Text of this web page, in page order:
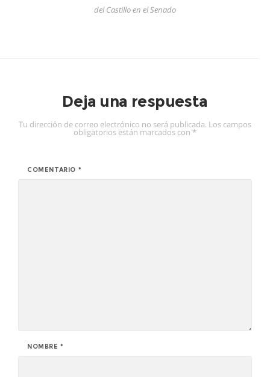
del Castillo en el Senado
Deja una respuesta
Tu dirección de correo electrónico no será publicada. Los campos
obligatorios están marcados con *
COMENTARIO *
NOMBRE*